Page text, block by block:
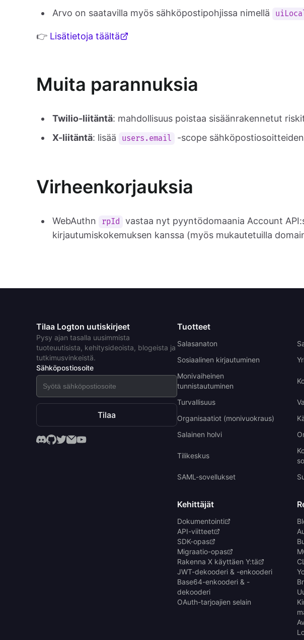
Arvo on saatavilla myös sähköpostipohjissa nimellä
👉 Lisätietoja täältä
Muita parannuksia
Twilio-liitäntä: mahdollisuus poistaa sisäänrakennetut
X-liitäntä: lisää users.email -scope
Virheenkorjauksia
WebAuthn rpId
vastaa nyt pyyntödomaania Account
kirjautumiskokemuksen kanssa (myös mukautetuilla
Tilaa Logton uutiskirjeet
Pysy ajan tasalla uusimmista
tuoteuutisista, kehitysideoista, blogeista ja
tutkimusvinkeistä.
Sähköpostiosoite
Tilaa
Tuotteet
Salasanaton
Sosiaalinen kirjautuminen
Monivaiheinen
tunnistautuminen
Turvallisuus
Organisaatiot (monivuokraus)
Salainen holvi
Tilikeskus
SAML-sovellukset
Kehittäjät
Dokumentointi
API-viitteet
SDK-opas
Migraatio-opas
Rakenna X käyttäen Y:tä
JWT-dekooderi & -enkooderi
Base64-enkooderi & -
dekooderi
OAuth-tarjoajien selain